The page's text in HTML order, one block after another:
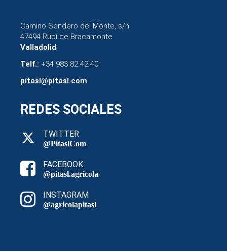
Camino Sendero del Monte, s/n
47494 Rubí de Bracamonte
Valladolid
Telf.: +34 983 82 42 40
pitasl@pitasl.com
REDES SOCIALES
TWITTER
@PitaslCom
FACEBOOK
@pitasl.agricola
INSTAGRAM
@agricolapitasl